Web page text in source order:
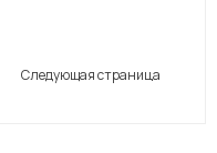
Следующая страница